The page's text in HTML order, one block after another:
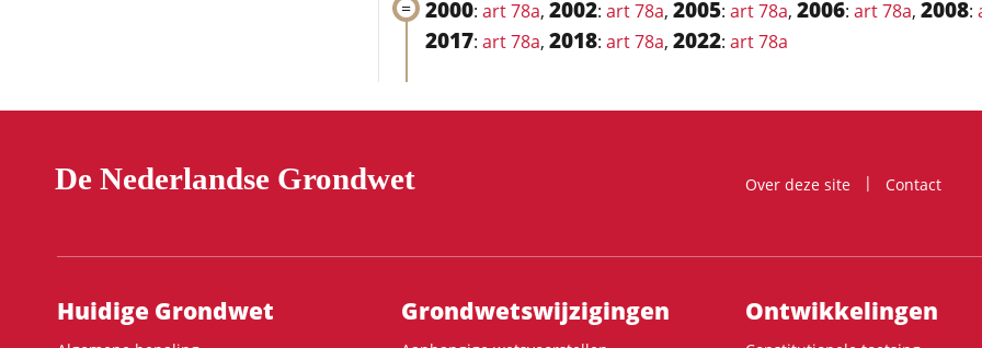
2000: art 78a, 2002: art 78a, 2005: art 78a, 2006: art 78a, 2008:
2017: art 78a, 2018: art 78a, 2022: art 78a
De Nederlandse Grondwet Over deze site
Contact
Hoofdnavigatie
Huidige Grondwet Grondwets­wijzigingen Ontwikke­lingen